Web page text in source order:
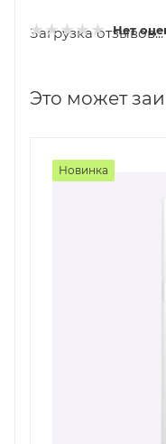
Нет
Загрузка отзывов...
Это может
Новинка